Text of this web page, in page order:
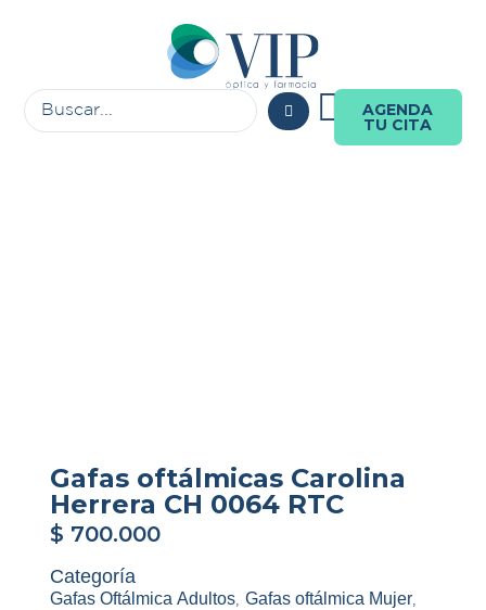
AGENDA
TU CITA
Gafas oftálmicas Carolina
Herrera CH 0064 RTC
$ 700.000
Categoría
Gafas Oftálmica Adultos, Gafas oftálmica Mujer,